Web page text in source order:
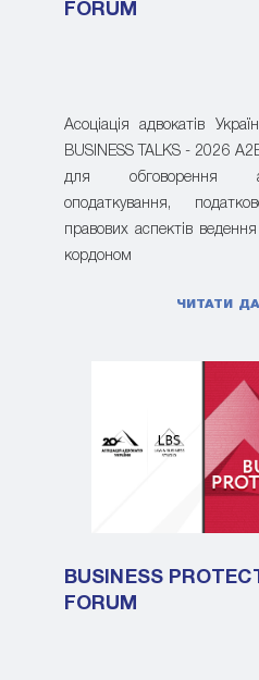
FORUM
Асоціація адвокатів
BUSINESS TALKS - 2026
для обговорення
оподаткування,
правових аспектів
кордоном
ЧИТАТИ
BUSINESS
FORUM